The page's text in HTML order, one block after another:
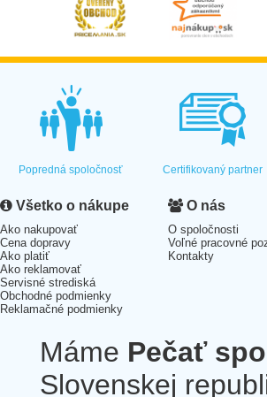
Popredná spoločnosť Certifikovaný partner
Všetko o nákupe
Ako nakupovať
Cena dopravy
Ako platiť
Ako reklamovať
Servisné strediská
Obchodné podmienky
Reklamačné podmienky
O nás
O spoločnosti
Voľné pracovné
Kontakty
Máme Pečať
Slovenskej